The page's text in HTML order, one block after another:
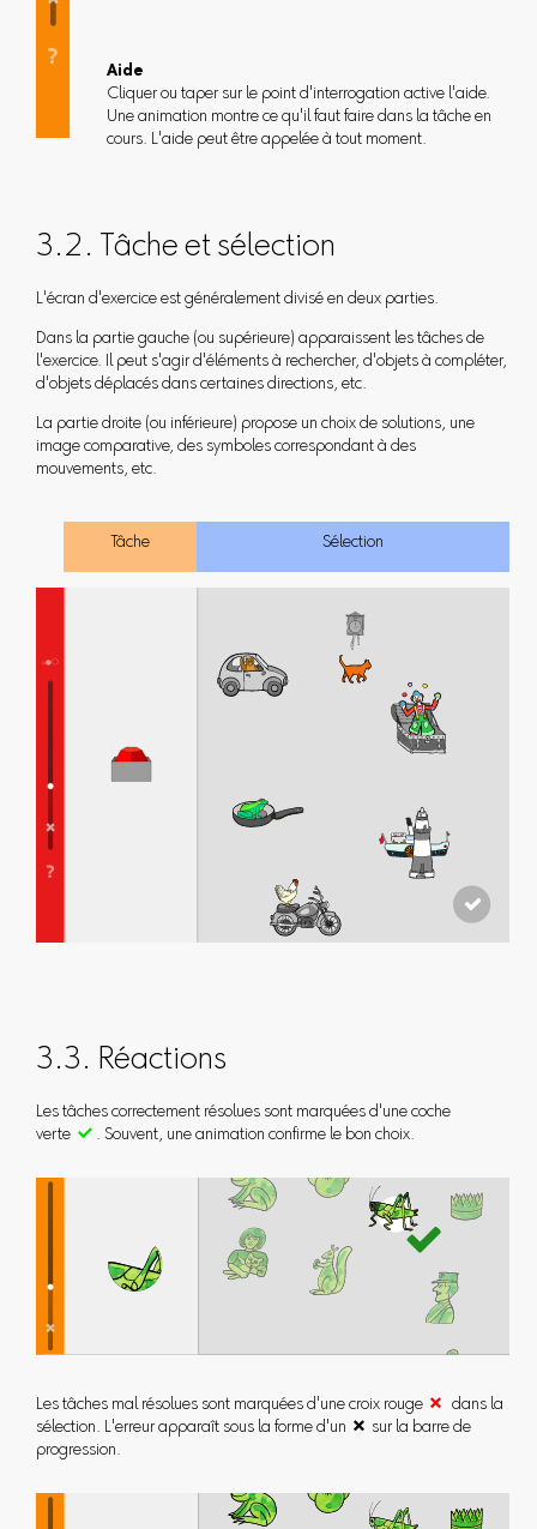
Aide
Cliquer ou taper sur le point d'interrogation active l'aide.
Une animation montre ce qu'il faut faire dans la tâche en
cours. L'aide peut être appelée à tout moment.
3.2. Tâche et sélection
L'écran d'exercice est généralement divisé en deux parties.
Dans la partie gauche (ou supérieure) apparaissent les tâches de
l'exercice. Il peut s'agir d'éléments à rechercher, d'objets à compléter,
d'objets déplacés dans certaines directions, etc.
La partie droite (ou inférieure) propose un choix de solutions, une
image comparative, des symboles correspondant à des
mouvements, etc.
Tâche Sélection
3.3. Réactions
Les tâches correctement résolues sont marquées d'une coche
verte . Souvent, une animation confirme le bon choix.
Les tâches mal résolues sont marquées d'une croix rouge dans la
sélection. L'erreur apparaît sous la forme d'un  sur la barre de
progression.